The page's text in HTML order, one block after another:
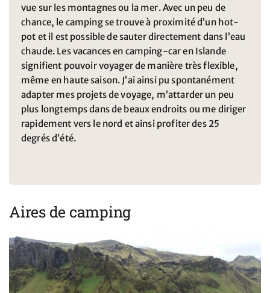
vue sur les montagnes ou la mer. Avec un peu de
chance, le camping se trouve à proximité d’un hot-
pot et il est possible de sauter directement dans l’eau
chaude. Les vacances en camping-car en Islande
signifient pouvoir voyager de manière très flexible,
même en haute saison. J’ai ainsi pu spontanément
adapter mes projets de voyage, m’attarder un peu
plus longtemps dans de beaux endroits ou me diriger
rapidement vers le nord et ainsi profiter des 25
degrés d’été.
Aires de camping